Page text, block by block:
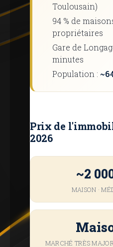
Toulousain)
94 % de
propriétaires
Gare de
minutes
Population :
Prix ​​de
2026
~2
MAISON ·
MARCHÉ TRÈS